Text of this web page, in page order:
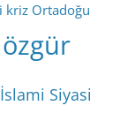
kriz Ortadoğu
özgür
İslami Siyasi